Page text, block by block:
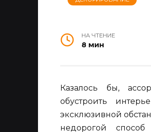
НА ЧТЕНИЕ
8 мин
Казалось бы,
обустроить
эксклюзивной
недорогой